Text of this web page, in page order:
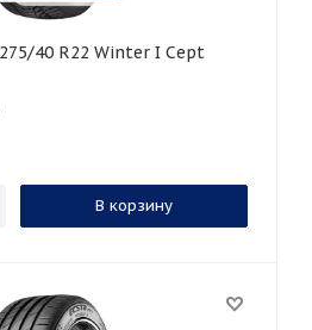
В корзину